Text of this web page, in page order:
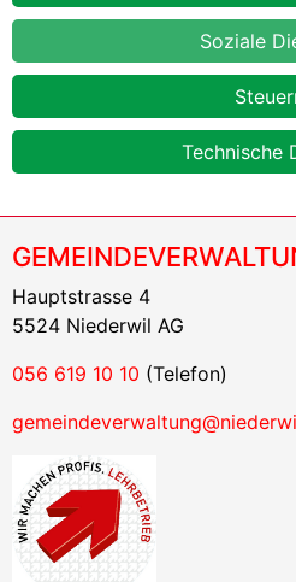
Soziale
Technische
Hauptstrasse 4
5524 Niederwil AG
056 619 10 10 (Telefon)